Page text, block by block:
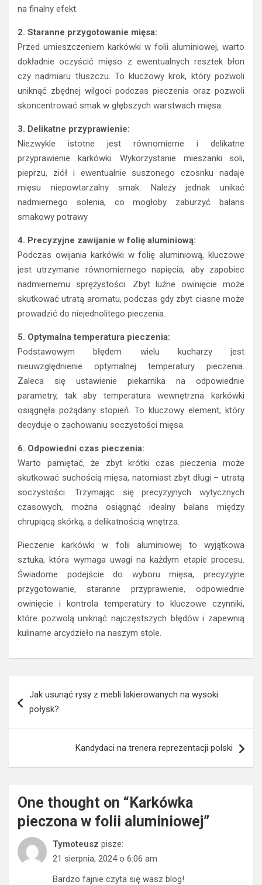
na finalny efekt.
2. Staranne przygotowanie mięsa:
Przed umieszczeniem karkówki w folii aluminiowej, warto
dokładnie oczyścić mięso z ewentualnych resztek błon
czy nadmiaru tłuszczu. To kluczowy krok, który pozwoli
uniknąć zbędnej wilgoci podczas pieczenia oraz pozwoli
skoncentrować smak w głębszych warstwach mięsa.
3. Delikatne przyprawienie:
Niezwykle istotne jest równomierne i delikatne
przyprawienie karkówki. Wykorzystanie mieszanki soli,
pieprzu, ziół i ewentualnie suszonego czosnku nadaje
mięsu niepowtarzalny smak. Należy jednak unikać
nadmiernego solenia, co mogłoby zaburzyć balans
smakowy potrawy.
4. Precyzyjne zawijanie w folię aluminiową:
Podczas owijania karkówki w folię aluminiową, kluczowe
jest utrzymanie równomiernego napięcia, aby zapobiec
nadmiernemu sprężystości. Zbyt luźne owinięcie może
skutkować utratą aromatu, podczas gdy zbyt ciasne może
prowadzić do niejednolitego pieczenia.
5. Optymalna temperatura pieczenia:
Podstawowym błędem wielu kucharzy jest
nieuwzględnienie optymalnej temperatury pieczenia.
Zaleca się ustawienie piekarnika na odpowiednie
parametry, tak aby temperatura wewnętrzna karkówki
osiągnęła pożądany stopień. To kluczowy element, który
decyduje o zachowaniu soczystości mięsa.
6. Odpowiedni czas pieczenia:
Warto pamiętać, że zbyt krótki czas pieczenia może
skutkować suchością mięsa, natomiast zbyt długi – utratą
soczystości. Trzymając się precyzyjnych wytycznych
czasowych, można osiągnąć idealny balans między
chrupiącą skórką, a delikatnością wnętrza.
Pieczenie karkówki w folii aluminiowej to wyjątkowa
sztuka, która wymaga uwagi na każdym etapie procesu.
Świadome podejście do wyboru mięsa, precyzyjne
przygotowanie, staranne przyprawienie, odpowiednie
owinięcie i kontrola temperatury to kluczowe czynniki,
które pozwolą uniknąć najczęstszych błędów i zapewnią
kulinarne arcydzieło na naszym stole.
wpisu
Jak usunąć rysy z mebli lakierowanych na wysoki
połysk?
Kandydaci na trenera reprezentacji polski
One thought on “ Karkówka
pieczona w folii aluminiowej”
Tymoteusz pisze:
21 sierpnia, 2024 o 6:06 am
Bardzo fajnie czyta się wasz blog!